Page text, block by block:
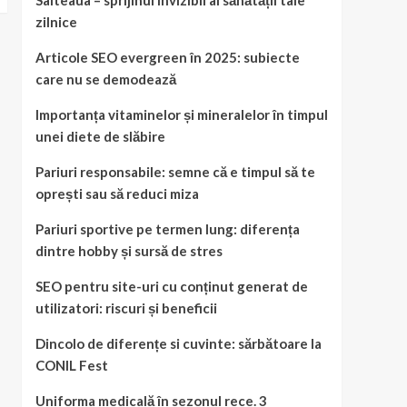
zilnice
Articole SEO evergreen în 2025: subiecte
care nu se demodează
Importanța vitaminelor și mineralelor în timpul
unei diete de slăbire
Pariuri responsabile: semne că e timpul să te
oprești sau să reduci miza
Pariuri sportive pe termen lung: diferența
dintre hobby și sursă de stres
SEO pentru site-uri cu conținut generat de
utilizatori: riscuri și beneficii
Dincolo de diferențe si cuvinte: sărbătoare la
CONIL Fest
Uniforma medicală în sezonul rece. 3